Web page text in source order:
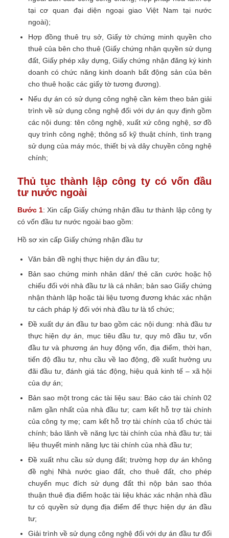
tại cơ quan đại diện ngoại giao Việt Nam tại nước
ngoài);
Hợp đồng thuê trụ sở, Giấy tờ chứng minh quyền cho
thuê của bên cho thuê (Giấy chứng nhận quyền sử dụng
đất, Giấy phép xây dựng, Giấy chứng nhận đăng ký kinh
doanh có chức năng kinh doanh bất động sản của bên
cho thuê hoặc các giấy tờ tương đương).
Nếu dự án có sử dụng công nghệ cần kèm theo bản giải
trình về sử dụng công nghệ đối với dự án quy định gồm
các nội dung: tên công nghệ, xuất xứ công nghệ, sơ đồ
quy trình công nghệ; thông số kỹ thuật chính, tình trạng
sử dụng của máy móc, thiết bị và dây chuyền công nghệ
chính;
Thủ tục thành lập công ty có vốn đầu
tư nước ngoài
Bước 1: Xin cấp Giấy chứng nhận đầu tư thành lập công ty
có vốn đầu tư nước ngoài bao gồm:
Hồ sơ xin cấp Giấy chứng nhận đầu tư
Văn bản đề nghị thực hiện dự án đầu tư;
Bản sao chứng minh nhân dân/ thẻ căn cước hoặc hộ
chiếu đối với nhà đầu tư là cá nhân; bản sao Giấy chứng
nhận thành lập hoặc tài liệu tương đương khác xác nhận
tư cách pháp lý đối với nhà đầu tư là tổ chức;
Đề xuất dự án đầu tư bao gồm các nội dung: nhà đầu tư
thực hiện dự án, mục tiêu đầu tư, quy mô đầu tư, vốn
đầu tư và phương án huy động vốn, địa điểm, thời hạn,
tiến độ đầu tư, nhu cầu về lao động, đề xuất hưởng ưu
đãi đầu tư, đánh giá tác động, hiệu quả kinh tế – xã hội
của dự án;
Bản sao một trong các tài liệu sau: Báo cáo tài chính 02
năm gần nhất của nhà đầu tư; cam kết hỗ trợ tài chính
của công ty mẹ; cam kết hỗ trợ tài chính của tổ chức tài
chính; bảo lãnh về năng lực tài chính của nhà đầu tư; tài
liệu thuyết minh năng lực tài chính của nhà đầu tư;
Đề xuất nhu cầu sử dụng đất; trường hợp dự án không
đề nghị Nhà nước giao đất, cho thuê đất, cho phép
chuyển mục đích sử dụng đất thì nộp bản sao thỏa
thuận thuê địa điểm hoặc tài liệu khác xác nhận nhà đầu
tư có quyền sử dụng địa điểm để thực hiện dự án đầu
tư;
Giải trình về sử dụng công nghệ đối với dự án đầu tư đối